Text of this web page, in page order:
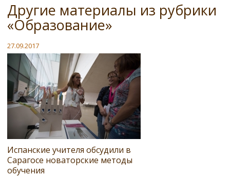
Другие материалы из рубрики
«Образование»
27.09.2017
Испанские учителя обсудили в
Сарагосе новаторские методы
обучения